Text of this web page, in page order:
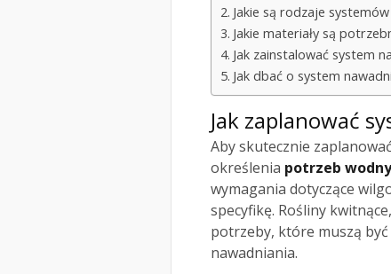
Jakie są rodzaje
Jakie materiały są
Jak zainstalować system
Jak dbać o system
Jak zaplanować
Aby skutecznie
określenia potrzeb
wymagania dotyczące
specyfikę. Rośliny
potrzeby, które muszą
nawadniania.